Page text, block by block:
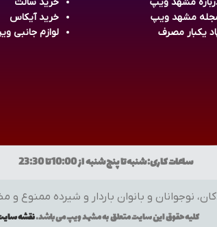
مشهد ویپ
مشهد ویپ
یکبار مصرف
خرید سالت
خرید آیکاس
لوازم جانبی
و بانوان باردار و شیرده ممنوع و مضر است.
کلیه حقوق این سایت متعلق بهمشهد ویپمی باشد.نقشه